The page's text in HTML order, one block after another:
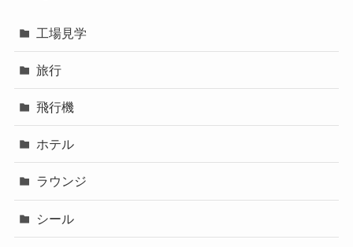
工場見学
旅行
飛行機
ホテル
ラウンジ
シール